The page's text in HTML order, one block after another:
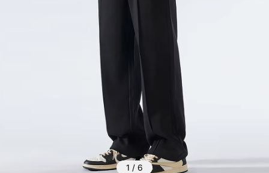
1 / 6